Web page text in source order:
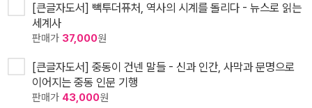
[큰글자도서] 빽투더퓨처, 역사의 시계를 돌리다 - 뉴스로 읽는
세계사
판매가 37,000원
[큰글자도서] 중동이 건넨 말들 - 신과 인간, 사막과 문명으로
이어지는 중동 인문 기행
판매가 43,000원